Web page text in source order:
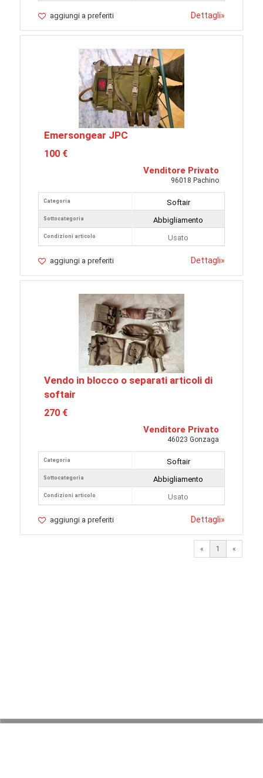
aggiungi a preferiti Dettagli»
Emersongear JPC
100 €
Venditore Privato
96018 Pachino
Categoria
Sottocategoria
Condizioni articolo
Softair
Abbigliamento
Usato
aggiungi a preferiti Dettagli»
Vendo in blocco o separati articoli di
softair
270 €
Venditore Privato
46023 Gonzaga
Categoria
Sottocategoria
Condizioni articolo
Softair
Abbigliamento
Usato
aggiungi a preferiti Dettagli»
« 1 «